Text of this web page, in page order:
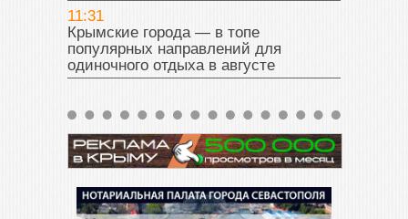
11:31
Крымские города — в топе
популярных направлений для
одиночного отдыха в августе